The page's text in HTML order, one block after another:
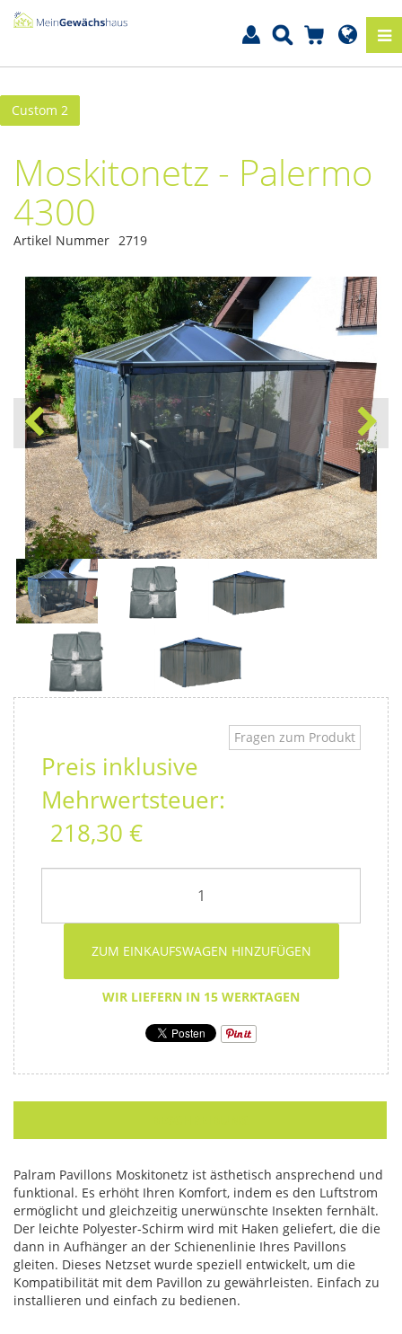
Custom 2
Moskitonetz - Palermo
4300
Artikel Nummer 2719
Fragen zum Produkt
Preis inklusive
Mehrwertsteuer:
218,30 €
ZUM EINKAUFSWAGEN HINZUFÜGEN
WIR LIEFERN IN 15 WERKTAGEN
Palram Pavillons Moskitonetz ist ästhetisch ansprechend und
funktional. Es erhöht Ihren Komfort, indem es den Luftstrom
ermöglicht und gleichzeitig unerwünschte Insekten fernhält.
Der leichte Polyester-Schirm wird mit Haken geliefert, die die
dann in Aufhänger an der Schienenlinie Ihres Pavillons
gleiten. Dieses Netzset wurde speziell entwickelt, um die
Kompatibilität mit dem Pavillon zu gewährleisten. Einfach zu
installieren und einfach zu bedienen.